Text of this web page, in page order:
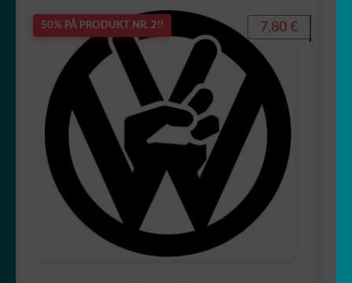
50% PÅ PRODUKT NR. 2!! 7,80 €